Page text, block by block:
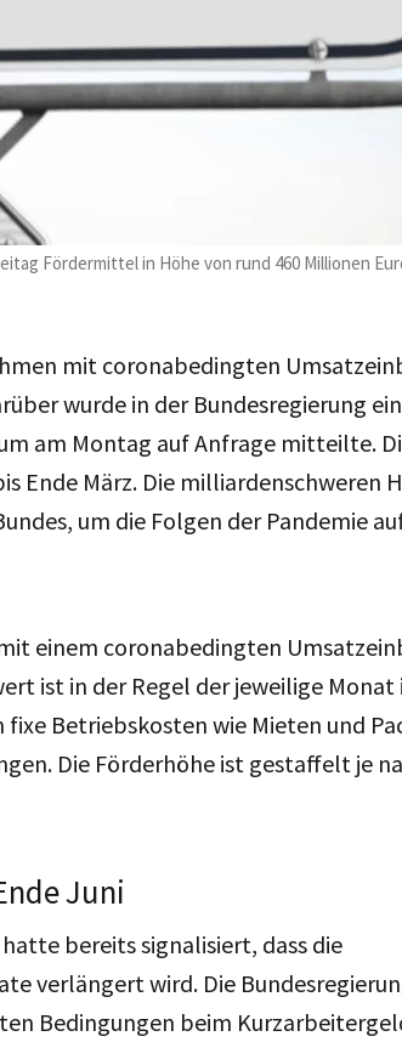
Fördermittel in Höhe von rund 460 Millionen
mit coronabedingten
wurde in der Bundesregierung
am Montag auf Anfrage mitteilte.
Ende März. Die milliardenschweren
um die Folgen der Pandemie
einem coronabedingten
ist in der Regel der jeweilige Monat
Betriebskosten wie Mieten und
Die Förderhöhe ist gestaffelt je
Juni
bereits signalisiert, dass die
verlängert wird. Die
Bedingungen beim